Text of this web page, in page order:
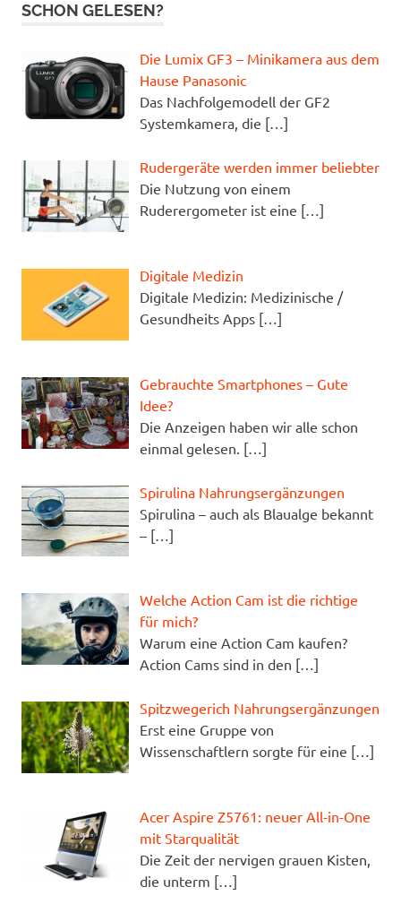
SCHON GELESEN?
Die Lumix GF3 – Minikamera aus dem
Hause Panasonic
Das Nachfolgemodell der GF2
Systemkamera, die […]
Rudergeräte werden immer beliebter
Die Nutzung von einem
Ruderergometer ist eine […]
Digitale Medizin
Digitale Medizin: Medizinische /
Gesundheits Apps […]
Gebrauchte Smartphones – Gute
Idee?
Die Anzeigen haben wir alle schon
einmal gelesen. […]
Spirulina Nahrungsergänzungen
Spirulina – auch als Blaualge bekannt
– […]
Welche Action Cam ist die richtige
für mich?
Warum eine Action Cam kaufen?
Action Cams sind in den […]
Spitzwegerich Nahrungsergänzungen
Erst eine Gruppe von
Wissenschaftlern sorgte für eine […]
Acer Aspire Z5761: neuer All-in-One
mit Starqualität
Die Zeit der nervigen grauen Kisten,
die unterm […]